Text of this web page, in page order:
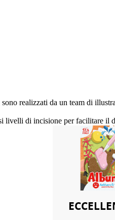
realizzati da un team di
livelli di incisione per facilitare